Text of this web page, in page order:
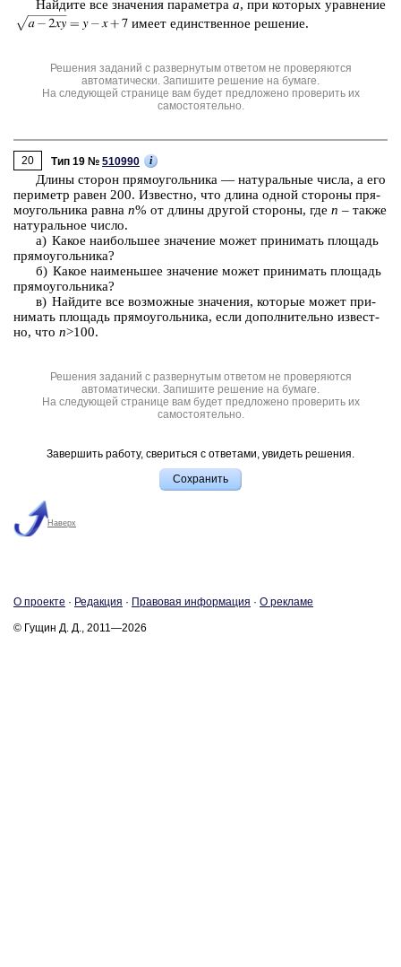
Най­ди­те все зна­че­ния па­ра­мет­ра a, при ко­то­рых урав­не­ние
имеет един­ствен­ное ре­ше­ние.
Решения заданий с развернутым ответом не проверяются
автоматически. Запишите решение на бумаге.
На следующей странице вам будет предложено проверить их
самостоятельно.
20 Тип 19 № 510990 i
Длины сто­рон пря­мо­уголь­ни­ка ― на­ту­раль­ные числа, а его
пе­ри­метр равен 200. Из­вест­но, что длина одной сто­ро­ны пря­
мо­уголь­ни­ка равна n% от длины дру­гой сто­ро­ны, где n – также
на­ту­раль­ное число.
а) Какое наи­боль­шее зна­че­ние может при­ни­мать пло­щадь
пря­мо­уголь­ни­ка?
б) Какое наи­мень­шее зна­че­ние может при­ни­мать пло­щадь
пря­мо­уголь­ни­ка?
в) Най­ди­те все воз­мож­ные зна­че­ния, ко­то­рые может при­
ни­мать пло­щадь пря­мо­уголь­ни­ка, если до­пол­ни­тель­но из­вест­
но, что n>100.
Решения заданий с развернутым ответом не проверяются
автоматически. Запишите решение на бумаге.
На следующей странице вам будет предложено проверить их
самостоятельно.
Завершить работу, свериться с ответами, увидеть решения.
Наверх
О про­ек­те · Ре­дак­ция · Пра­во­вая ин­фор­ма­ция · О ре­кла­ме
© Гущин Д. Д., 2011—2026